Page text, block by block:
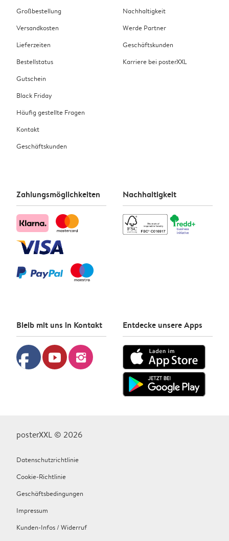
Großbestellung
Versandkosten
Lieferzeiten
Bestellstatus
Gutschein
Black Friday
Häufig gestellte Fragen
Kontakt
Geschäftskunden
Nachhaltigkeit
Werde Partner
Geschäftskunden
Karriere bei posterXXL
Zahlungsmöglichkeiten Nachhaltigkeit
Bleib mit uns in Kontakt
facebook youtube instagram
Entdecke unsere Apps
posterXXL © 2026
Datenschutzrichtlinie
Cookie-Richtlinie
Geschäftsbedingungen
Impressum
Kunden-Infos / Widerruf